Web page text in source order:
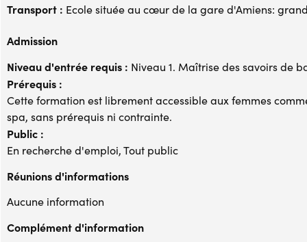
Transport : Ecole située au cœur de la gare d'Amiens:
Admission
Niveau d'entrée requis : Niveau 1. Maîtrise des savoirs de
Prérequis :
Cette formation est librement accessible aux femmes
spa, sans prérequis ni contrainte.
Public :
En recherche d'emploi, Tout public
Réunions d'informations
Aucune information
Complément d'information